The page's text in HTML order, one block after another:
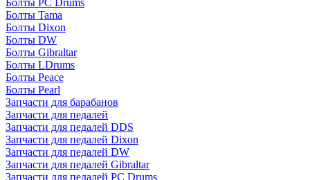
Болты PC Drums
Болты Tama
Болты Dixon
Болты DW
Болты Gibraltar
Болты LDrums
Болты Peace
Болты Pearl
Запчасти для барабанов
Запчасти для педалей
Запчасти для педалей DDS
Запчасти для педалей Dixon
Запчасти для педалей DW
Запчасти для педалей Gibraltar
Запчасти для педалей PC Drums